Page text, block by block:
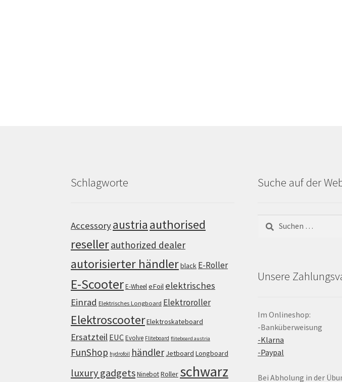
Schlagworte
Accessoryaustria authorised
resellerauthorized dealer
autorisierter händlerblack E-Roller
E-ScooterE-WheeleFoil elektrisches
Einrad Elektrisches Longboard Elektroroller
ElektroscooterElektroskateboard
Ersatzteil EUCEvolve Fliteboard fliteboard austria
FunShop hydrofoil händler Jetboard Longboard
luxury gadgetsNinebotRoller schwarz
Suche auf der
nach:
Unsere
Im Onlineshop:
-Banküberweisung
-Klarna
-Paypal
Bei Abholung in der